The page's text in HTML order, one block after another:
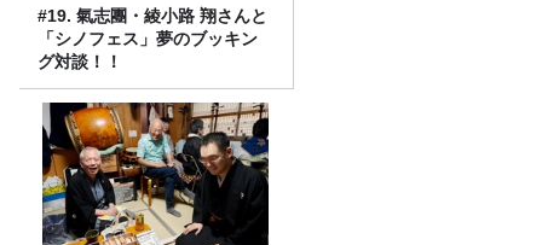
#19. 氣志團・綾小路 翔さんと
「シノフェス」夢のブッキン
グ対談！！